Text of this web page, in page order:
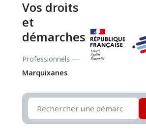
Vos droits
et
démarches
Professionnels —
Marquixanes